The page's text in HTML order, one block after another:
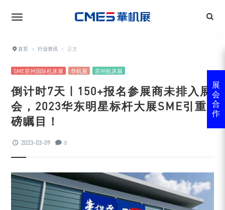
首页 › 行业资讯 › 正文
SME苏州国际机床展 华机展 苏州机床展
倒计时7天 | 150+报名参展商未排入展
会，2023华东明星标杆大展SME引重
磅瞩目！
2023-03-09 0
展
会
合
作